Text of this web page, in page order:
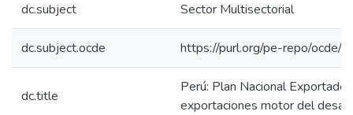
dc.subject Sector Multisectorial
dc.subject.ocde https://purl.org/pe-repo/ocde/
dc.title
Perú: Plan Nacional
exportaciones motor del